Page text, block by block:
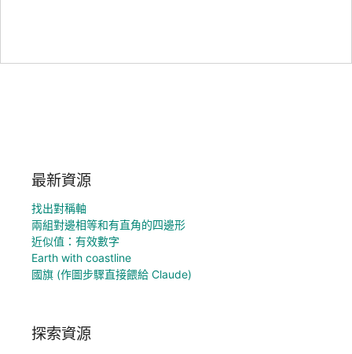
最新資源
找出對稱軸
兩組對邊相等和有直角的四邊形
近似值：有效數字
Earth with coastline
國旗 (作圖步驟直接餵給 Claude)
探索資源